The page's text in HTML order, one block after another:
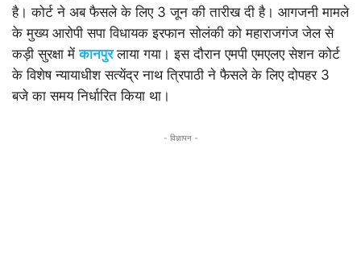
है। कोर्ट ने अब फैसले के लिए 3 जून की तारीख दी है। आगजनी मामले
के मुख्य आरोपी सपा विधायक इरफान सोलंकी को महाराजगंज जेल से
कड़ी सुरक्षा मेंकानपुरलाया गया। इस दौरान एमपी एमएलए सेशन कोर्ट
के विशेष न्यायाधीश सत्येंद्र नाथ त्रिपाठी ने फैसले के लिए दोपहर 3
बजे का समय निर्धारित किया था।
- विज्ञापन -